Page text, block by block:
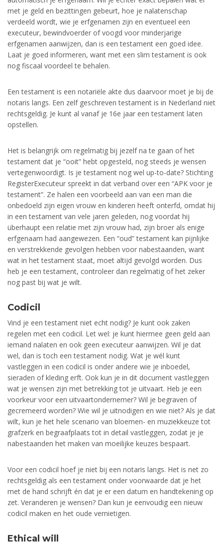
met je geld en bezittingen gebeurt, hoe je nalatenschap
verdeeld wordt, wie je erfgenamen zijn en eventueel een
executeur, bewindvoerder of voogd voor minderjarige
erfgenamen aanwijzen, dan is een testament een goed idee.
Laat je goed informeren, want met een slim testament is ook
nog fiscaal voordeel te behalen.
Een testament is een notariële akte dus daarvoor moet je bij de
notaris langs. Een zelf geschreven testament is in Nederland niet
rechtsgeldig. Je kunt al vanaf je 16e jaar een testament laten
opstellen.
Het is belangrijk om regelmatig bij jezelf na te gaan of het
testament dat je “ooit” hebt opgesteld, nog steeds je wensen
vertegenwoordigt. Is je testament nog wel up-to-date? Stichting
RegisterExecuteur spreekt in dat verband over een “APK voor je
testament”. Ze halen een voorbeeld aan van een man die
onbedoeld zijn eigen vrouw en kinderen heeft onterfd, omdat hij
in een testament van vele jaren geleden, nog voordat hij
überhaupt een relatie met zijn vrouw had, zijn broer als enige
erfgenaam had aangewezen. Een “oud” testament kan pijnlijke
en verstrekkende gevolgen hebben voor nabestaanden, want
wat in het testament staat, moet altijd gevolgd worden. Dus
heb je een testament, controleer dan regelmatig of het zeker
nog past bij wat je wilt.
Codicil
Vind je een testament niet echt nodig? Je kunt ook zaken
regelen met een codicil. Let wel: je kunt hiermee geen geld aan
iemand nalaten en ook geen executeur aanwijzen. Wil je dat
wel, dan is toch een testament nodig. Wat je wél kunt
vastleggen in een codicil is onder andere wie je inboedel,
sieraden of kleding erft. Ook kun je in dit document vastleggen
wat je wensen zijn met betrekking tot je uitvaart. Heb je een
voorkeur voor een uitvaartondernemer? Wil je begraven of
gecremeerd worden? Wie wil je uitnodigen en wie niet? Als je dat
wilt, kun je het hele scenario van bloemen- en muziekkeuze tot
grafzerk en begraafplaats tot in detail vastleggen, zodat je je
nabestaanden het maken van moeilijke keuzes bespaart.
Voor een codicil hoef je niet bij een notaris langs. Het is net zo
rechtsgeldig als een testament onder voorwaarde dat je het
met de hand schrijft én dat je er een datum en handtekening op
zet. Veranderen je wensen? Dan kun je eenvoudig een nieuw
codicil maken en het oude vernietigen.
Ethical will